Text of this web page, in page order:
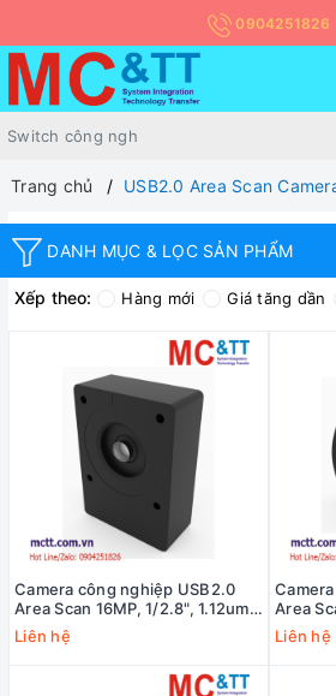
0904251826
Trang chủ USB2.0 Area Scan
DANH MỤC & LỌC SẢN PHẨM
Xếp theo: Hàng mới Giá tăng dần
Camera công nghiệp USB2.0
Area Scan 16MP, 1/2.8", 1.12um,
4656x3496, 9fps MindVision
MV-UC1601C
Liên hệ
Area
MV-
Liên hệ